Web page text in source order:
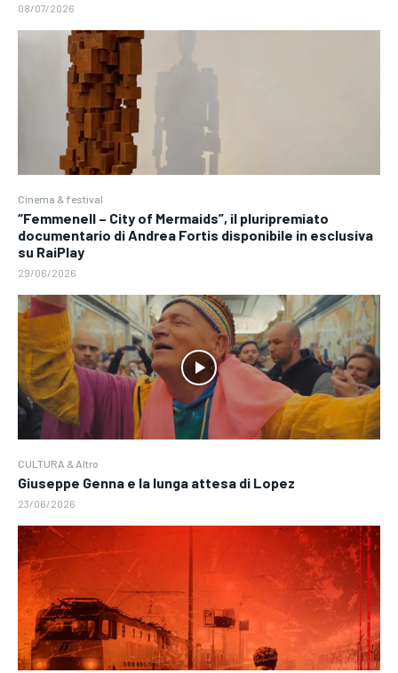
08/07/2026
Cinema & festival
“Femmenell – City of Mermaids”, il pluripremiato
documentario di Andrea Fortis disponibile in esclusiva
su RaiPlay
29/06/2026
CULTURA & Altro
Giuseppe Genna e la lunga attesa di Lopez
23/06/2026